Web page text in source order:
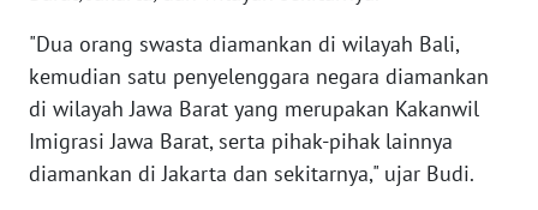
"Dua orang swasta diamankan di wilayah Bali,
kemudian satu penyelenggara negara diamankan
di wilayah Jawa Barat yang merupakan Kakanwil
Imigrasi Jawa Barat, serta pihak-pihak lainnya
diamankan di Jakarta dan sekitarnya," ujar Budi.
PAPUA
WN
PAPUA
BARAT